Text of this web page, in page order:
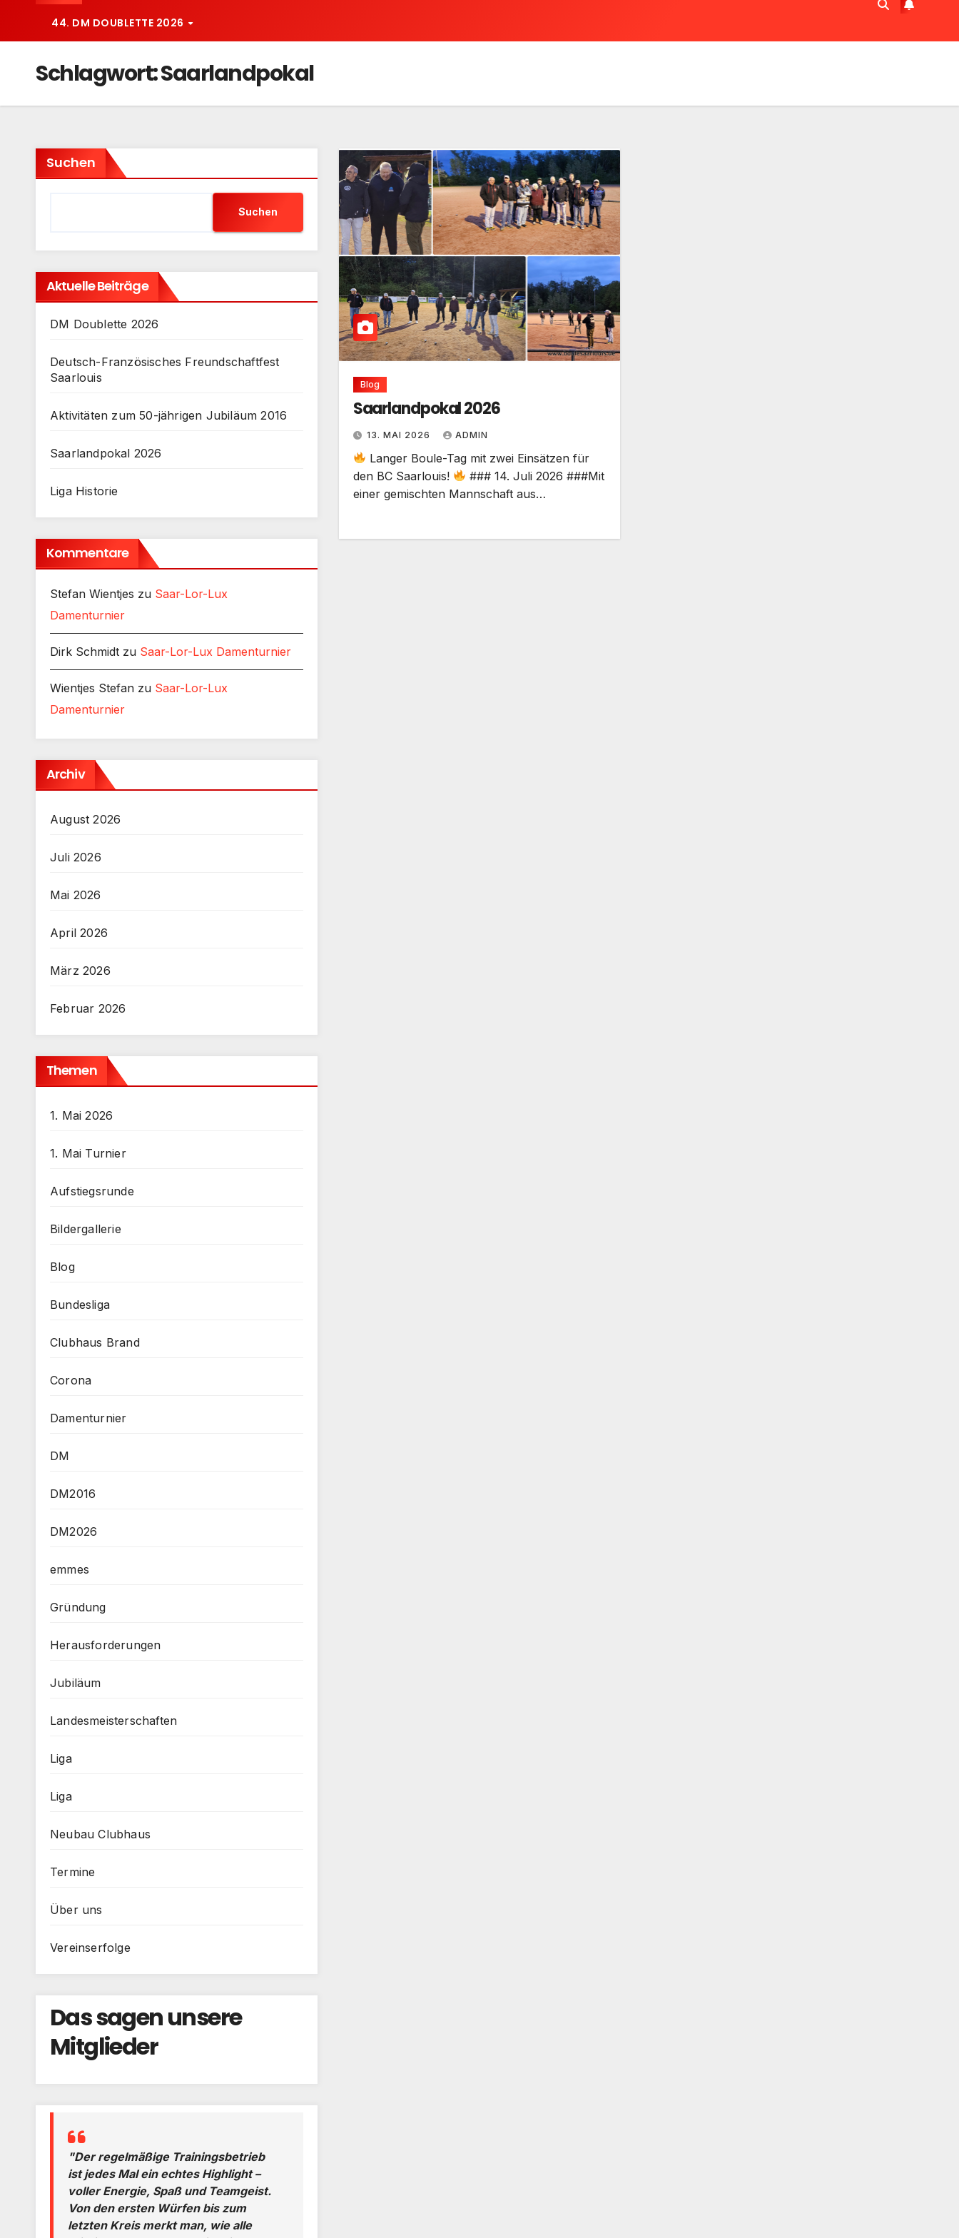
44. DM DOUBLETTE 2026
Schlagwort:Saarlandpokal
Suchen
Suchen
Aktuelle Beiträge
DM Doublette 2026
Deutsch-Französisches Freundschaftfest
Saarlouis
Aktivitäten zum 50-jährigen Jubiläum 2016
Saarlandpokal 2026
Liga Historie
Kommentare
Stefan Wientjes zu Saar-Lor-Lux
Damenturnier
Dirk Schmidt zu Saar-Lor-Lux Damenturnier
Wientjes Stefan zu Saar-Lor-Lux
Damenturnier
Archiv
August 2026
Juli 2026
Mai 2026
April 2026
März 2026
Februar 2026
Themen
1. Mai 2026
1. Mai Turnier
Aufstiegsrunde
Bildergallerie
Blog
Bundesliga
Clubhaus Brand
Corona
Damenturnier
DM
DM2016
DM2026
emmes
Gründung
Herausforderungen
Jubiläum
Landesmeisterschaften
Liga
Liga
Neubau Clubhaus
Termine
Über uns
Vereinserfolge
Das sagen unsere
Mitglieder
"Der regelmäßige Trainingsbetrieb
ist jedes Mal ein echtes Highlight –
voller Energie, Spaß und Teamgeist.
Von den ersten Würfen bis zum
letzten Kreis merkt man, wie alle
Blog
Saarlandpokal 2026
13. MAI 2026 ADMIN
Langer Boule-Tag mit zwei Einsätzen für
den BC Saarlouis!
### 14. Juli 2026 ###Mit
einer gemischten Mannschaft aus…